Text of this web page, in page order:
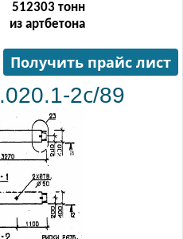
512303 тонн
из артбетона
Получить прайс лист
2с/89